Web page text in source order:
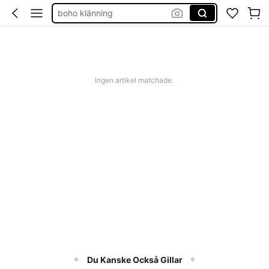
shorts dam
Ingen artikel matchade.
Du Kanske Också Gillar